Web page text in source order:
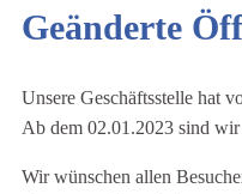
Geänderte
Unsere Geschäftsstelle hat
Ab dem 02.01.2023 sind
Wir wünschen allen